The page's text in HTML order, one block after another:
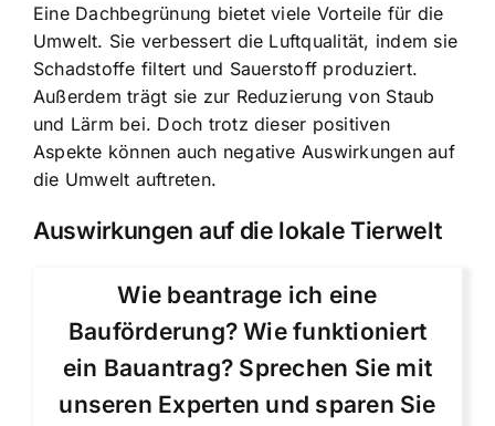
Eine Dachbegrünung bietet viele Vorteile für die
Umwelt. Sie verbessert die Luftqualität, indem sie
Schadstoffe filtert und Sauerstoff produziert.
Außerdem trägt sie zur Reduzierung von Staub
und Lärm bei. Doch trotz dieser positiven
Aspekte können auch negative Auswirkungen auf
die Umwelt auftreten.
Auswirkungen auf die lokale Tierwelt
Wie beantrage ich eine
Bauförderung? Wie funktioniert
ein Bauantrag? Sprechen Sie mit
unseren Experten und sparen Sie